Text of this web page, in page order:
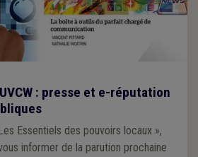
: presse et e-réputation
Essentiels des pouvoirs locaux »,
informer de la parution prochaine